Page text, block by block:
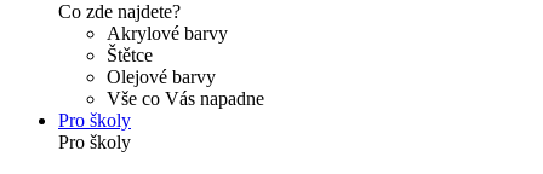
Co zde najdete?
Akrylové barvy
Štětce
Olejové barvy
Vše co Vás napadne
Pro školy
Pro školy